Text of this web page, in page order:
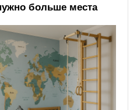
больше места